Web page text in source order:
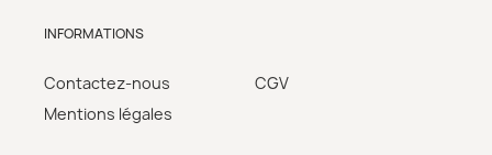
INFORMATIONS
Contactez-nous
Mentions légales
CGV